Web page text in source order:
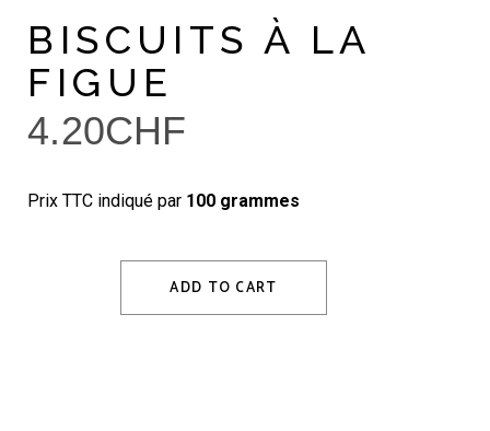
BISCUITS À LA
FIGUE
4.20CHF
Prix TTC indiqué par 100 grammes
ADD TO CART